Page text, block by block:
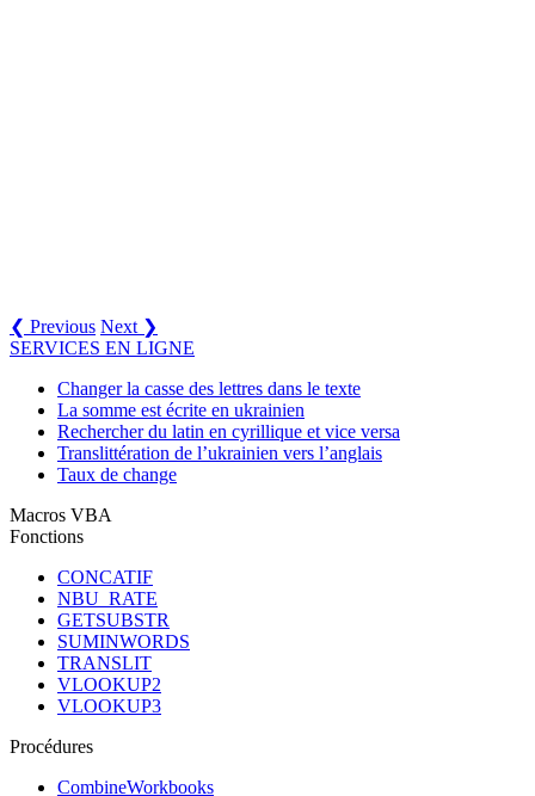
❮ Previous Next ❯
SERVICES EN LIGNE
Changer la casse des lettres dans le texte
La somme est écrite en ukrainien
Rechercher du latin en cyrillique et vice versa
Translittération de l’ukrainien vers l’anglais
Taux de change
Macros VBA
Fonctions
CONCATIF
NBU_RATE
GETSUBSTR
SUMINWORDS
TRANSLIT
VLOOKUP2
VLOOKUP3
Procédures
CombineWorkbooks